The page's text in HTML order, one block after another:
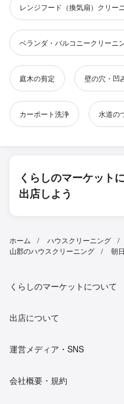
レンジフード（換気扇）クリー
ベランダ・バルコニークリーニ
庭木の剪定 壁の穴・凹
カーポート洗浄 水道の
くらしのマーケットに
出店しよう
ホーム ハウスクリーニング
山郡のハウスクリーニング
朝
くらしのマーケットについて
出店について
運営メディア・SNS
会社概要・規約